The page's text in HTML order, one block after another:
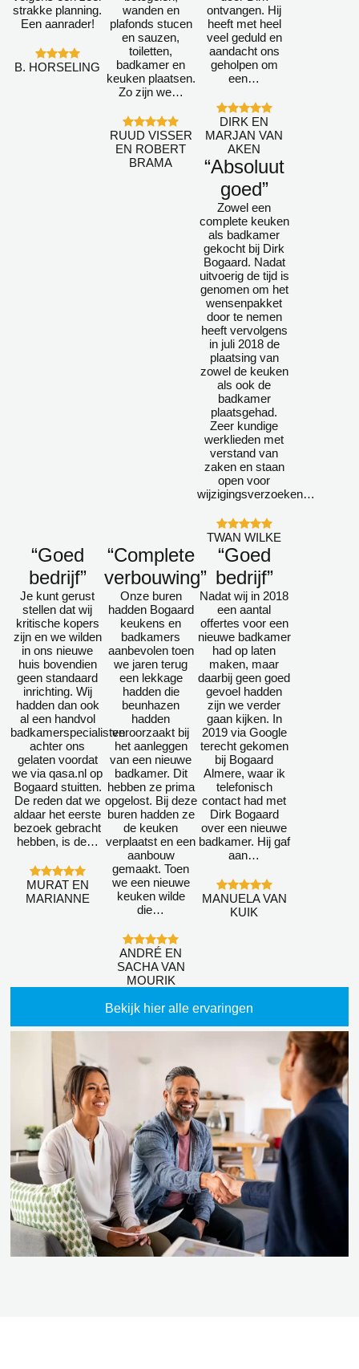
strakke planning.
Een aanrader!
B. HORSELING
wanden en
plafonds stucen
en sauzen,
toiletten,
badkamer en
keuken plaatsen.
Zo zijn we…
RUUD VISSER
EN ROBERT
BRAMA
ontvangen. Hij
heeft met heel
veel geduld en
aandacht ons
geholpen om
een…
DIRK EN
MARJAN VAN
AKEN
“Absoluut
goed”
Zowel een
complete keuken
als badkamer
gekocht bij Dirk
Bogaard. Nadat
uitvoerig de tijd is
genomen om het
wensenpakket
door te nemen
heeft vervolgens
in juli 2018 de
plaatsing van
zowel de keuken
als ook de
badkamer
plaatsgehad.
Zeer kundige
werklieden met
verstand van
zaken en staan
open voor
wijzigingsverzoeken…
TWAN WILKE
“Goed
bedrijf”
Je kunt gerust
stellen dat wij
kritische kopers
zijn en we wilden
in ons nieuwe
huis bovendien
geen standaard
inrichting. Wij
hadden dan ook
al een handvol
badkamerspecialisten
achter ons
gelaten voordat
we via qasa.nl op
Bogaard stuitten.
De reden dat we
aldaar het eerste
bezoek gebracht
hebben, is de…
MURAT EN
MARIANNE
“Complete
verbouwing”
Onze buren
hadden Bogaard
keukens en
badkamers
aanbevolen toen
we jaren terug
een lekkage
hadden die
beunhazen
hadden
veroorzaakt bij
het aanleggen
van een nieuwe
badkamer. Dit
hebben ze prima
opgelost. Bij deze
buren hadden ze
de keuken
verplaatst en een
aanbouw
gemaakt. Toen
we een nieuwe
keuken wilde
die…
ANDRÉ EN
SACHA VAN
MOURIK
“Goed
bedrijf”
Nadat wij in 2018
een aantal
offertes voor een
nieuwe badkamer
had op laten
maken, maar
daarbij geen goed
gevoel hadden
zijn we verder
gaan kijken. In
2019 via Google
terecht gekomen
bij Bogaard
Almere, waar ik
telefonisch
contact had met
Dirk Bogaard
over een nieuwe
badkamer. Hij gaf
aan…
MANUELA VAN
KUIK
Bekijk hier alle ervaringen